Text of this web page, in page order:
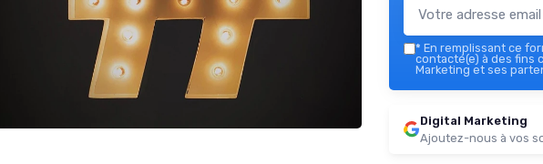
* En remplissant ce
contacté(e) à des fins
Marketing et ses
Digital Marketing
Ajoutez-nous à vos